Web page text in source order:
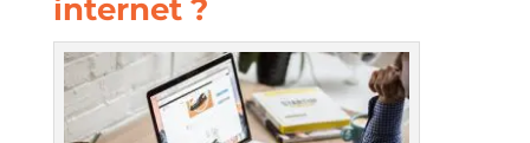
internet ?